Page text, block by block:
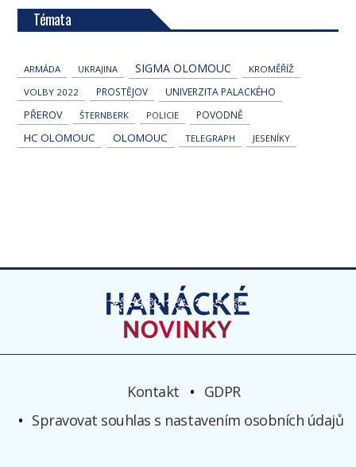
Témata
ARMÁDA UKRAJINA SIGMA OLOMOUC
KROMĚŘÍŽ
VOLBY 2022
PROSTĚJOV
UNIVERZITA PALACKÉHO
PŘEROV
ŠTERNBERK POLICIE POVODNĚ
HC OLOMOUC OLOMOUC TELEGRAPH JESENÍKY
Kontakt
GDPR
Spravovat souhlas s nastavením osobních údajů